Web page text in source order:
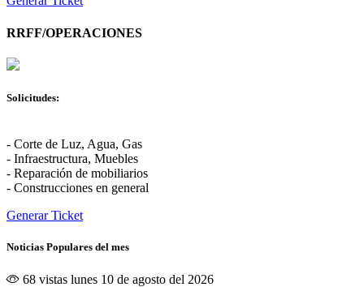
RRFF/OPERACIONES
Solicitudes:
- Corte de Luz, Agua, Gas
- Infraestructura, Muebles
- Reparación de mobiliarios
- Construcciones en general
Generar Ticket
Noticias Populares del mes
68 vistas lunes 10 de agosto del 2026